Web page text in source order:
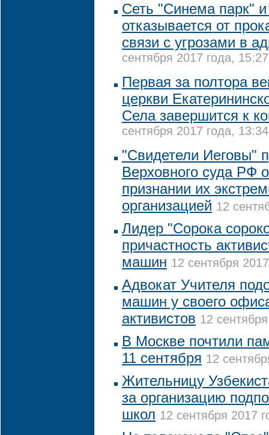
Сеть "Синема парк"
отказывается от
связи с угрозами в
сентября 2017 года, 15:27
Первая за полтора
церкви
Села завершится к
сентября 2017 года, 13:34
"Свидетели Иеговы"
Верховного суда РФ
признании их
организацией 12
Лидер "Сорока
причастность
машин 12 сентября
Адвокат Учителя
машин у своего
активистов 12
В Москве почтили
11 сентября 12
Жительницу
за организацию
школ 12 сентября 2017